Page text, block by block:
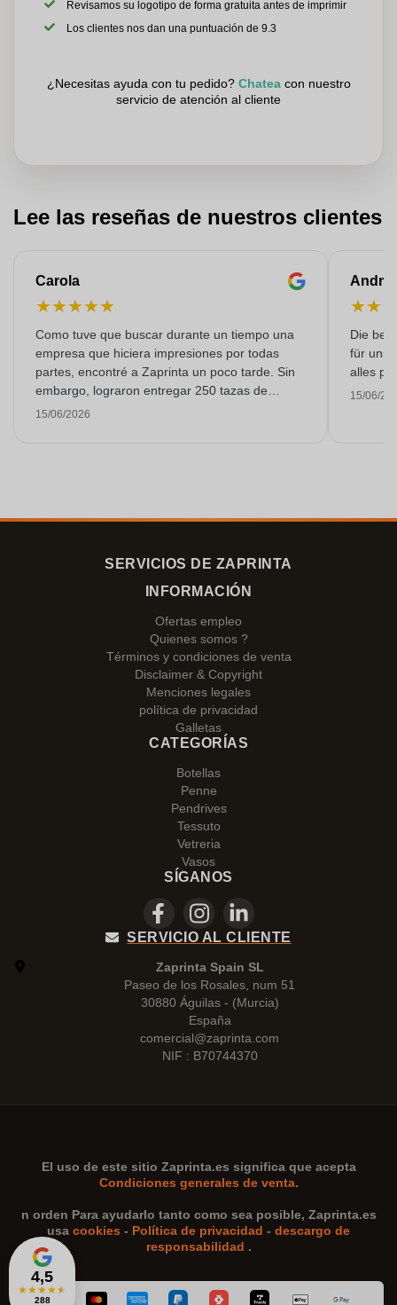
Revisamos su logotipo de forma gratuita antes de imprimir
Los clientes nos dan una puntuación de 9.3
¿Necesitas ayuda con tu pedido? Chateacon nuestro
servicio de atención al cliente
Lee las reseñas de nuestros clientes
Carola
★★★★★
Como tuve que buscar durante un tiempo una
empresa que hiciera impresiones por todas
partes, encontré a Zaprinta un poco tarde. Sin
embargo, lograron entregar 250 tazas de
esmalte con una impresión excelente a tiempo.
15/06/2026
★★
Die
für
alles
15/06/
4,5
★★★★★
288
SERVICIOS DE ZAPRINTA
INFORMACIÓN
Ofertas empleo
Quienes somos ?
Términos y condiciones de venta
Disclaimer & Copyright
Menciones legales
política de privacidad
Galletas
CATEGORÍAS
Botellas
Penne
Pendrives
Tessuto
Vetreria
Vasos
SÍGANOS
SERVICIO AL CLIENTE
Zaprinta Spain SL
Paseo de los Rosales, num 51
30880 Águilas - (Murcia)
España
comercial@zaprinta.com
NIF : B70744370
El uso de este sitio Zaprinta.es significa que acepta
Condiciones generales de venta.
n orden Para ayudarlo tanto como sea posible, Zaprinta.es
usa cookies - Política de privacidad - descargo de
responsabilidad .